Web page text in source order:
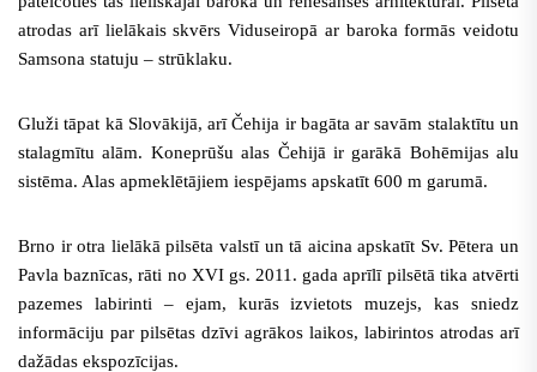
atrodas arī lielākais skvērs Viduseiropā ar baroka formās veidotu
Samsona statuju – strūklaku.
Gluži tāpat kā Slovākijā, arī Čehija ir bagāta ar savām stalaktītu un
stalagmītu alām. Koneprūšu alas Čehijā ir garākā Bohēmijas alu
sistēma. Alas apmeklētājiem iespējams apskatīt 600 m garumā.
Brno ir otra lielākā pilsēta valstī un tā aicina apskatīt Sv. Pētera un
Pavla baznīcas, rāti no XVI gs.2011. gada aprīlī pilsētā tika atvērti
pazemes labirinti – ejam, kurās izvietots muzejs, kas sniedz
informāciju par pilsētas dzīvi agrākos laikos, labirintos atrodas arī
dažādas ekspozīcijas.